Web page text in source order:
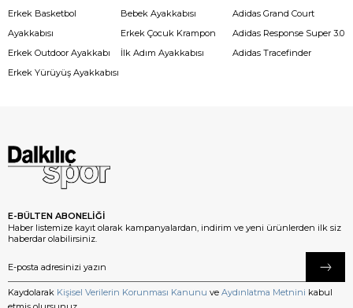
Erkek Basketbol
Ayakkabısı
Erkek Outdoor Ayakkabı
Erkek Yürüyüş Ayakkabısı
Bebek Ayakkabısı
Erkek Çocuk Krampon
İlk Adım Ayakkabısı
Adidas Grand Court
Adidas Response Super 3.0
Adidas Tracefinder
E-BÜLTEN ABONELİĞİ
Haber listemize kayıt olarak kampanyalardan, indirim ve yeni ürünlerden ilk siz
haberdar olabilirsiniz.
Kaydolarak Kişisel Verilerin Korunması Kanunu ve Aydınlatma Metnini kabul